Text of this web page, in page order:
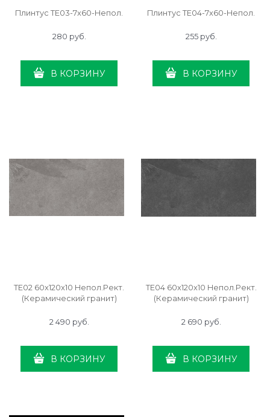
Плинтус TE03-7x60-Непол.
280 руб.
В КОРЗИНУ
Плинтус TE04-7x60-Непол.
255 руб.
В КОРЗИНУ
TE02 60x120x10 Непол.Рект.
(Керамический гранит)
2 490 руб.
В КОРЗИНУ
TE04 60x120x10 Непол.Рект.
(Керамический гранит)
2 690 руб.
В КОРЗИНУ